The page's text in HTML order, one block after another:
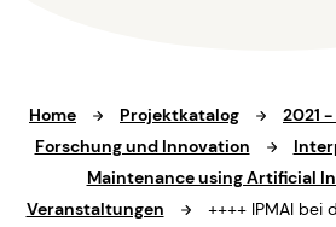
Home Projektkatalog 2021
Forschung und Innovation
Maintenance using Artificial
Veranstaltungen
++++ IPMAI bei